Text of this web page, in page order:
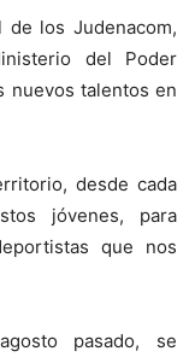
los Judenacom,
del Poder
nuevos talentos en
desde cada
jóvenes, para
que nos
pasado, se